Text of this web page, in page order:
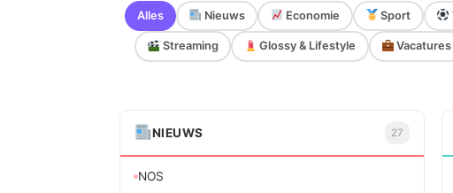
Alles Nieuws Economie Sport
Streaming Glossy & Lifestyle Vacatures
NIEUWS 27
NOS